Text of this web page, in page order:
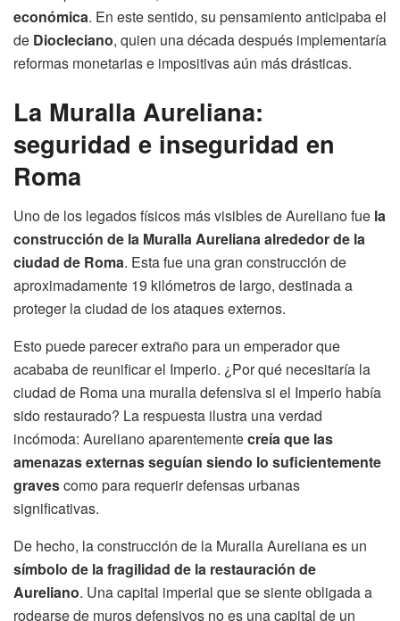
económica. En este sentido, su pensamiento anticipaba el
de Diocleciano, quien una década después implementaría
reformas monetarias e impositivas aún más drásticas.
La Muralla Aureliana:
seguridad e inseguridad en
Roma
Uno de los legados físicos más visibles de Aureliano fue la
construcción de la Muralla Aureliana alrededor de la
ciudad de Roma. Esta fue una gran construcción de
aproximadamente 19 kilómetros de largo, destinada a
proteger la ciudad de los ataques externos.
Esto puede parecer extraño para un emperador que
acababa de reunificar el Imperio. ¿Por qué necesitaría la
ciudad de Roma una muralla defensiva si el Imperio había
sido restaurado? La respuesta ilustra una verdad
incómoda: Aureliano aparentementecreía que las
amenazas externas seguían siendo lo suficientemente
gravescomo para requerir defensas urbanas
significativas.
De hecho, la construcción de la Muralla Aureliana es un
símbolo de la fragilidad de la restauración de
Aureliano. Una capital imperial que se siente obligada a
rodearse de muros defensivos no es una capital de un